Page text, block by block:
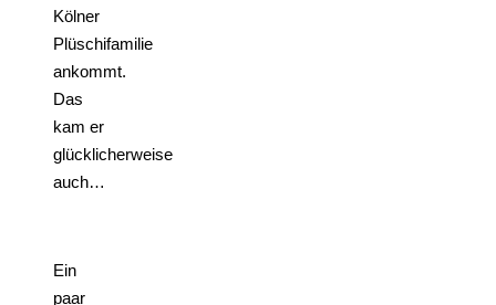
Kölner
Plüschifamilie
ankommt.
Das
kam er
glücklicherweise
auch…
Ein
paar